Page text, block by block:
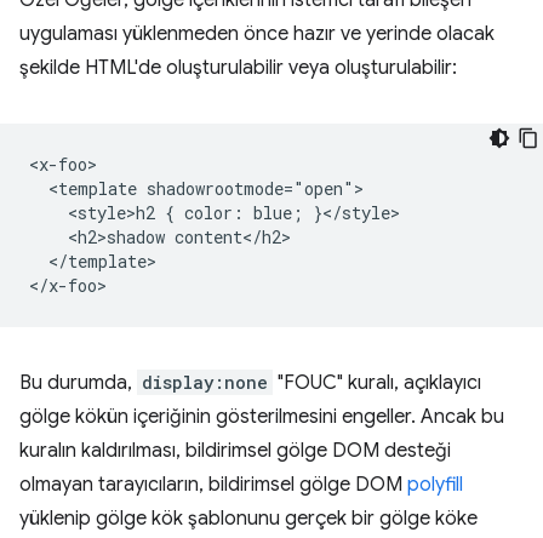
uygulaması yüklenmeden önce hazır ve yerinde olacak
şekilde HTML'de oluşturulabilir veya oluşturulabilir:
<x-foo>
  <template shadowrootmode="open">
    <style>h2 { color: blue; }</style>
    <h2>shadow content</h2>
  </template>
Bu durumda, display:none "FOUC" kuralı, açıklayıcı
gölge kökün içeriğinin gösterilmesini engeller. Ancak bu
kuralın kaldırılması, bildirimsel gölge DOM desteği
olmayan tarayıcıların, bildirimsel gölge DOM polyfill
yüklenip gölge kök şablonunu gerçek bir gölge köke